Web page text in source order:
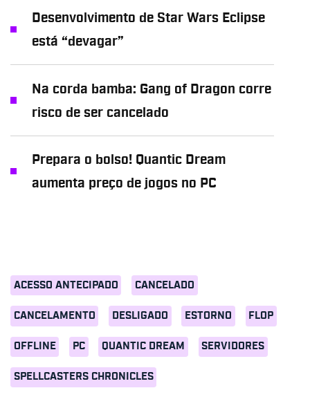
ACESSO ANTECIPADO CANCELADO
CANCELAMENTO DESLIGADO ESTORNO FLOP
OFFLINE PC QUANTIC DREAM SERVIDORES
SPELLCASTERS CHRONICLES
Desenvolvimento de Star Wars Eclipse
está “devagar”
Na corda bamba: Gang of Dragon corre
risco de ser cancelado
Prepara o bolso! Quantic Dream
aumenta preço de jogos no PC